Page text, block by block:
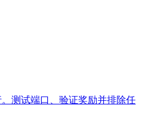
测试端口、验证奖励并排除任